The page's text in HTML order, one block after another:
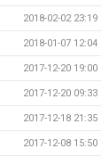
2018-02-02 23:19
2018-01-07 12:04
2017-12-20 19:00
2017-12-20 09:33
2017-12-18 21:35
2017-12-08 15:50